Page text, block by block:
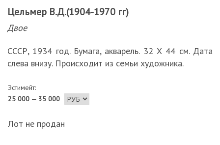
Цельмер В.Д.(1904-1970 гг)
Двое
СССР, 1934 год. Бумага, акварель. 32 Х 44 см. Дата
слева внизу. Происходит из семьи художника.
Эстимейт:
25 000 — 35 000
Лот не продан